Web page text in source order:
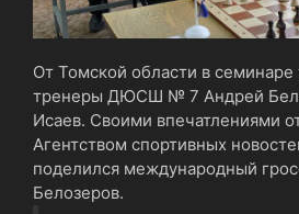
От Томской области в семинаре
тренеры ДЮСШ № 7 Андрей
Исаев. Своими впечатлениями
Агентством спортивных
поделился международный
Белозеров.